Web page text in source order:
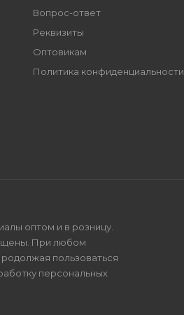
Вопрос-ответ
Реквизиты
Оптовикам
Политика конфиденциальности
оптом и в розницу.
При любом
пользоваться
персональных